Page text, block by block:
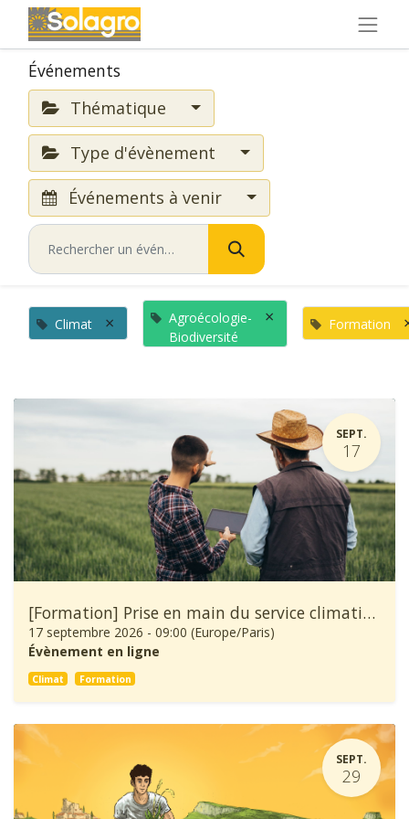
Événements
Thématique
Type d'évènement
Événements à venir
Climat ×
Agroécologie-
Biodiversité
× Formation
SEPT.
17
[Formation] Prise en main du service climatique Climadiag Agriculture et Forêt
17 septembre 2026 - 09:00 (Europe/Paris)
Évènement en ligne
Climat Formation
SEPT.
29